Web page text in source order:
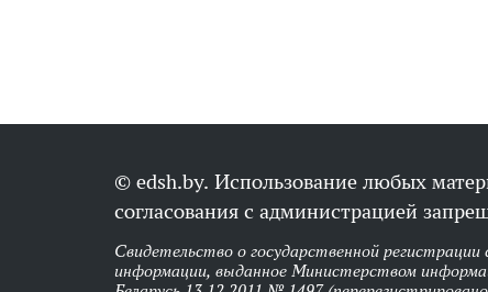
© edsh.by. Использование любых
согласования с администрацией
Свидетельство о государственной регистрации
информации, выданное Министерством